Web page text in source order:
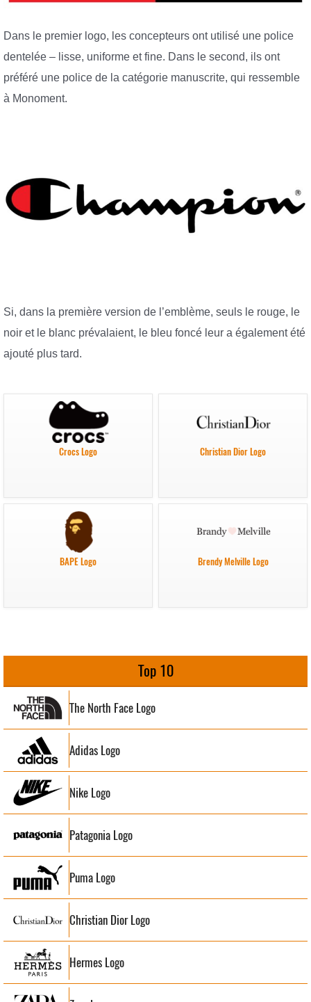
Dans le premier logo, les concepteurs ont utilisé une police
dentelée – lisse, uniforme et fine. Dans le second, ils ont
préféré une police de la catégorie manuscrite, qui ressemble
à Monoment.
Si, dans la première version de l’emblème, seuls le rouge, le
noir et le blanc prévalaient, le bleu foncé leur a également été
ajouté plus tard.
Crocs Logo Christian Dior Logo
BAPE Logo Brendy Melville Logo
Top 10
The North Face Logo
Adidas Logo
Nike Logo
Patagonia Logo
Puma Logo
Christian Dior Logo
Hermes Logo